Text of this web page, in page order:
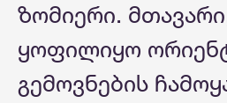
ზომიერი.
ყოფილიყო
გემოვნების